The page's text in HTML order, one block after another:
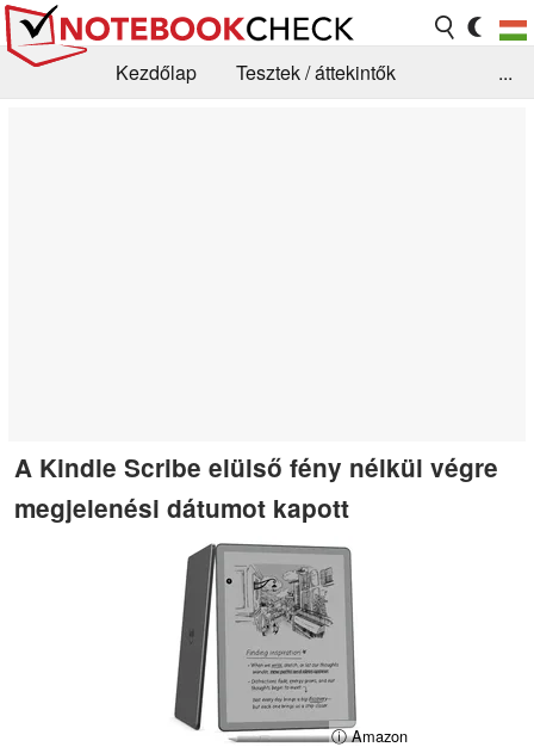
Kezdőlap
Tesztek / áttekintők
...
A Kindle Scribe elülső fény nélkül végre
megjelenési dátumot kapott
ⓘ Amazon